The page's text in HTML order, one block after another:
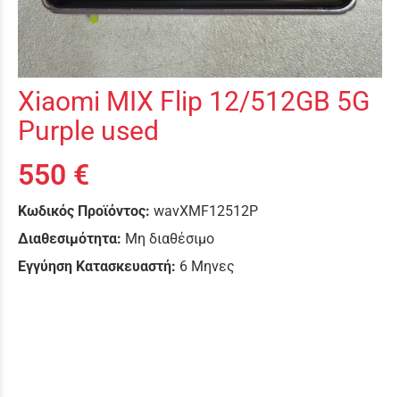
Xiaomi MIX Flip 12/512GB 5G
Purple used
550 €
Κωδικός Προϊόντος: wavXMF12512P
Διαθεσιμότητα: Μη διαθέσιμο
Εγγύηση Κατασκευαστή: 6 Μηνες